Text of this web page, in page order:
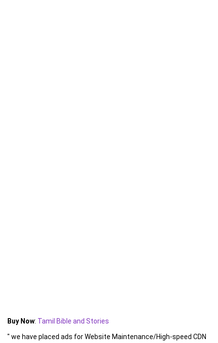
Buy Now: Tamil Bible and Stories
" we have placed ads for Website Maintenance/High-speed CDN